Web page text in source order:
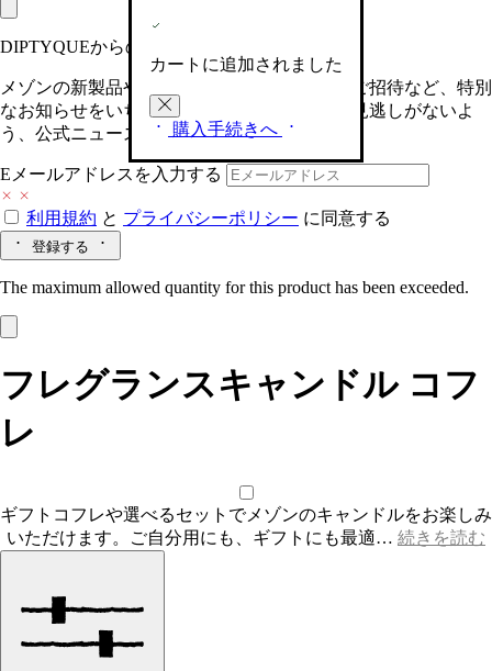
カートに追加されました
購入手続きへ
DIPTYQUEからの最新情報をお届けします
メゾンの新製品や、限定イベントへの特別なご招待など、特別
なお知らせをいち早くお届けいたします。お見逃しがないよ
う、公式ニュースレターにご登録ください。
Eメールアドレスを入力する
利用規約 と プライバシーポリシー に同意する
登録する
The maximum allowed quantity for this product has been exceeded.
フレグランスキャンドル コフ
レ
ギフトコフレや選べるセットでメゾンのキャンドルをお楽しみ
いただけます。ご自分用にも、ギフトにも最適… 続きを読む